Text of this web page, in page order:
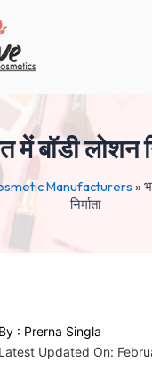
में बॉडी लोशन
Manufacturers »
निर्माता
: Prerna Singla
Updated On: